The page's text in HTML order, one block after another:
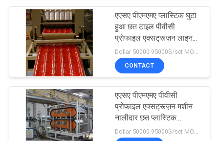
नली एक्सट्रूडर
10
एएसए पीएमएमए प्लास्टिक घुटा
हुआ छत टाइल पीवीसी
प्रोफाइल एक्सट्रूज़न लाइन
छत शीट
CONTACT
एएसए पीएमएमए पीवीसी
प्रोफाइल एक्सट्रूज़न मशीन
नालीदार छत प्लास्टिक
प्रोफाइल एक्सट्रूज़न मशीन